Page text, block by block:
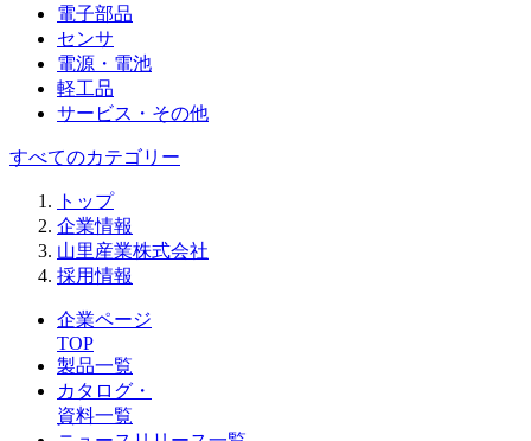
電子部品
センサ
電源・電池
軽工品
サービス・その他
すべてのカテゴリー
トップ
企業情報
山里産業株式会社
採用情報
企業ページ
TOP
製品一覧
カタログ・
資料一覧